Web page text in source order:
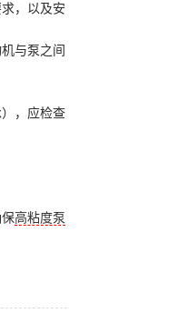
，以及安
与泵之间
，应检查
高粘度泵